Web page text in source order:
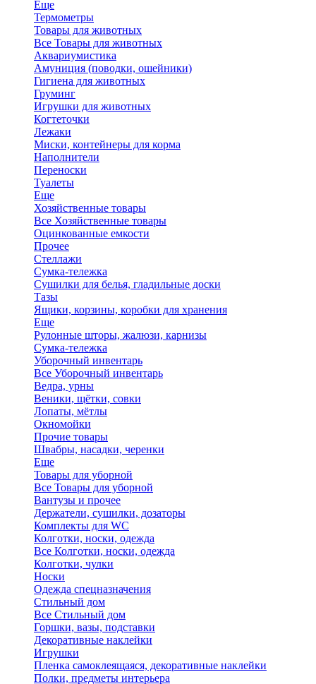
Еще
Термометры
Товары для животных
Все Товары для животных
Аквариумистика
Амуниция (поводки, ошейники)
Гигиена для животных
Груминг
Игрушки для животных
Когтеточки
Лежаки
Миски, контейнеры для корма
Наполнители
Переноски
Туалеты
Еще
Хозяйственные товары
Все Хозяйственные товары
Оцинкованные емкости
Прочее
Стеллажи
Сумка-тележка
Сушилки для белья, гладильные доски
Тазы
Ящики, корзины, коробки для хранения
Еще
Рулонные шторы, жалюзи, карнизы
Сумка-тележка
Уборочный инвентарь
Все Уборочный инвентарь
Ведра, урны
Веники, щётки, совки
Лопаты, мётлы
Окномойки
Прочие товары
Швабры, насадки, черенки
Еще
Товары для уборной
Все Товары для уборной
Вантузы и прочее
Держатели, сушилки, дозаторы
Комплекты для WC
Колготки, носки, одежда
Все Колготки, носки, одежда
Колготки, чулки
Носки
Одежда спецназначения
Стильный дом
Все Стильный дом
Горшки, вазы, подставки
Декоративные наклейки
Игрушки
Пленка самоклеящаяся, декоративные наклейки
Полки, предметы интерьера